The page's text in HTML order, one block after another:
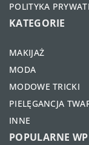
POLITYKA
KATEGORIE
MAKIJAŻ
MODA
MODOWE TRICKI
PIELĘGANCJA
INNE
POPULARNE